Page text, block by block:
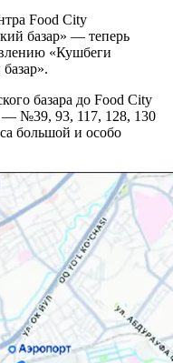
Food City
базар» — теперь
«Кушбеги
базара до Food City
№39, 93, 117, 128, 130
большой и особо